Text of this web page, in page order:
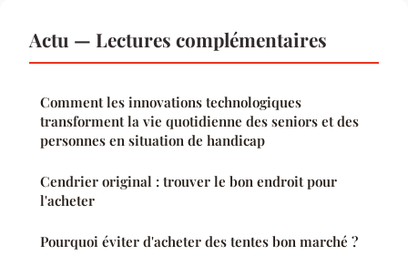
Actu — Lectures complémentaires
Comment les innovations technologiques
transforment la vie quotidienne des seniors et des
personnes en situation de handicap
Cendrier original : trouver le bon endroit pour
l'acheter
Pourquoi éviter d'acheter des tentes bon marché ?